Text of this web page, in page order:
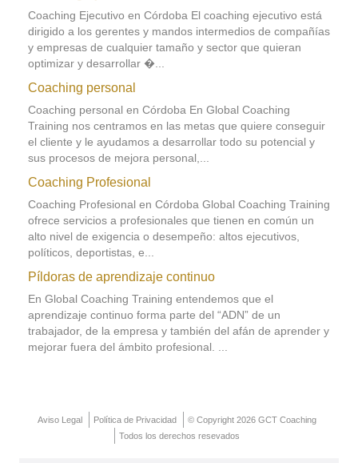
Coaching Ejecutivo en Córdoba El coaching ejecutivo está
dirigido a los gerentes y mandos intermedios de compañías
y empresas de cualquier tamaño y sector que quieran
optimizar y desarrollar �...
Coaching personal
Coaching personal en Córdoba En Global Coaching
Training nos centramos en las metas que quiere conseguir
el cliente y le ayudamos a desarrollar todo su potencial y
sus procesos de mejora personal,...
Coaching Profesional
Coaching Profesional en Córdoba Global Coaching Training
ofrece servicios a profesionales que tienen en común un
alto nivel de exigencia o desempeño: altos ejecutivos,
políticos, deportistas, e...
Píldoras de aprendizaje continuo
En Global Coaching Training entendemos que el
aprendizaje continuo forma parte del “ADN” de un
trabajador, de la empresa y también del afán de aprender y
mejorar fuera del ámbito profesional. ...
Aviso Legal Política de Privacidad
© Copyright 2026 GCT Coaching
Todos los derechos resevados